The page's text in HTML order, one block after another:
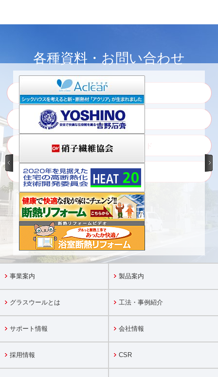
各種資料・お問い合わせ
ウェブカタログ
カタログ・資料請求
各種証明書のダウンロード
ご相談・お問い合わせ
事業案内 製品案内
グラスウールとは 工法・事例紹介
サポート情報 会社情報
採用情報 CSR